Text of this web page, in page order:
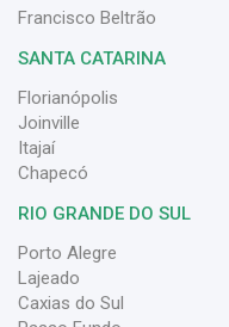
Francisco Beltrão
SANTA CATARINA
Florianópolis
Joinville
Itajaí
Chapecó
RIO GRANDE DO SUL
Porto Alegre
Lajeado
Caxias do Sul